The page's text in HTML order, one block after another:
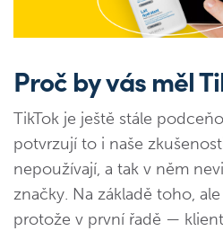
Proč by vás měl
TikTok je ještě stále
potvrzují to i naše
nepoužívají, a tak v něm
značky. Na základě toho,
protože v první řadě —